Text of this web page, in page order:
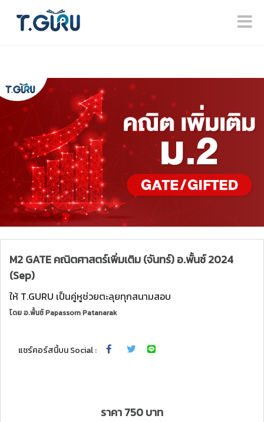
M2 GATE คณิตศาสตร์เพิ่มเติม (จันทร์) อ.พั้นช์ 2024
(Sep)
ให้ T.GURU เป็นคู่หูช่วยตะลุยทุกสนามสอบ
โดยอ.พั้นช์ Papassorn Patanarak
แชร์คอร์สนี้บน Social :
ราคา 750 บาท